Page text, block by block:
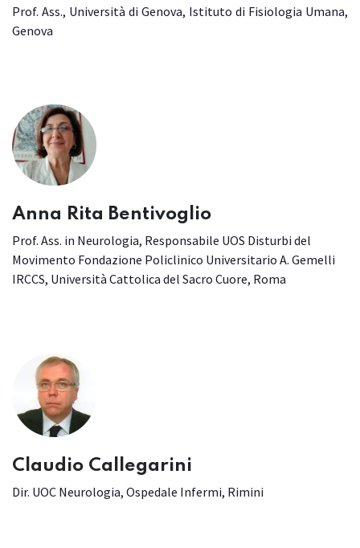
Prof. Ass., Università di Genova, Istituto di Fisiologia Umana,
Genova
Anna Rita Bentivoglio
Prof. Ass. in Neurologia, Responsabile UOS Disturbi del
Movimento Fondazione Policlinico Universitario A. Gemelli
IRCCS, Università Cattolica del Sacro Cuore, Roma
Claudio Callegarini
Dir. UOC Neurologia, Ospedale Infermi, Rimini